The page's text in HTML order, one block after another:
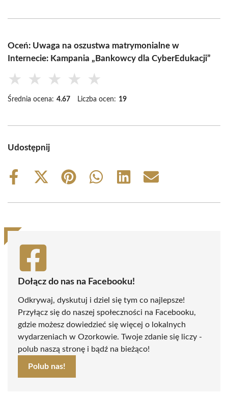
Oceń: Uwaga na oszustwa matrymonialne w
Internecie: Kampania „Bankowcy dla CyberEdukacji”
★ ★ ★ ★ ★
Średnia ocena: 4.67 Liczba ocen: 19
Udostępnij
Share
Share
(Twitter)
Share
Share
Share
Share
Dołącz do nas na Facebooku!
Odkrywaj, dyskutuj i dziel się tym co najlepsze!
Przyłącz się do naszej społeczności na Facebooku,
gdzie możesz dowiedzieć się więcej o lokalnych
wydarzeniach w Ozorkowie. Twoje zdanie się liczy -
polub naszą stronę i bądź na bieżąco!
Polub nas!